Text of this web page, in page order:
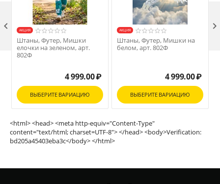
AКЦИЯ
Штаны, Футер, Мишки
елочки на зеленом, арт.
802Ф
4 999.00₽
ВЫБЕРИТЕ ВАРИАЦИЮ
AКЦИЯ
Штаны, Футер, Мишки на
белом, арт. 802Ф
4 999.00₽
ВЫБЕРИТЕ ВАРИАЦИЮ
 
<html> <head> <meta http-equiv="Content-Type"
content="text/html; charset=UTF-8"> </head> <body>Verification:
bd205a45403eba3c</body> </html>